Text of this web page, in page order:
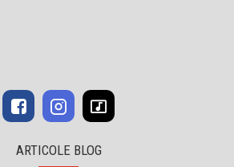
ARTICOLE BLOG